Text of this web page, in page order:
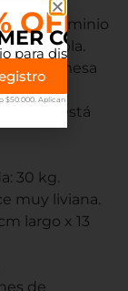
de aluminio
la tabla.
que la mesa
y ya está
30 kg.
muy liviana.
largo x 13
de
OFF
para disfrutar el
$50.000. Aplican terminos.